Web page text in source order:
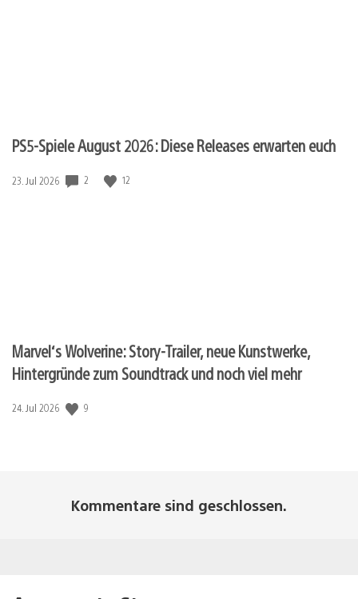
PS5-Spiele August 2026: Diese Releases erwarten euch
Veröffentlichungsdatum:
23. Jul 2026 2 12
Marvel‘s Wolverine: Story-Trailer, neue Kunstwerke,
Hintergründe zum Soundtrack und noch viel mehr
Veröffentlichungsdatum:
24. Jul 2026 9
Kommentare sind geschlossen.